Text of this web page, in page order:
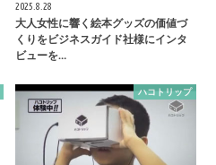
2025.8.28
大人女性に響く絵本グッズの価値づ
くりをビジネスガイド社様にインタ
ビューを…
ハコトリップ